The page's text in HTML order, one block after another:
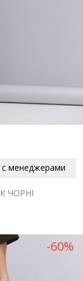
менеджерами
ЧОРНІ
-60%